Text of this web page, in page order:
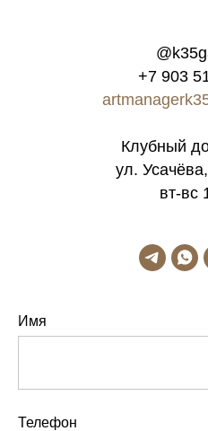
+7 903
Клубный
ул.
вт-вс
Имя
Телефон